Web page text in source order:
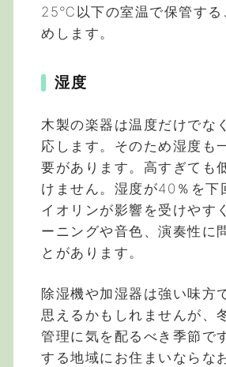
25℃以下の室温で保管する
めします。
湿度
木製の楽器は温度だけでな
応します。そのため湿度も
要があります。高すぎても
けません。湿度が40％を下
イオリンが影響を受けやす
ーニングや音色、演奏性に
とがあります。
除湿機や加湿器は強い味方
思えるかもしれませんが、
管理に気を配るべき季節で
する地域にお住まいならな